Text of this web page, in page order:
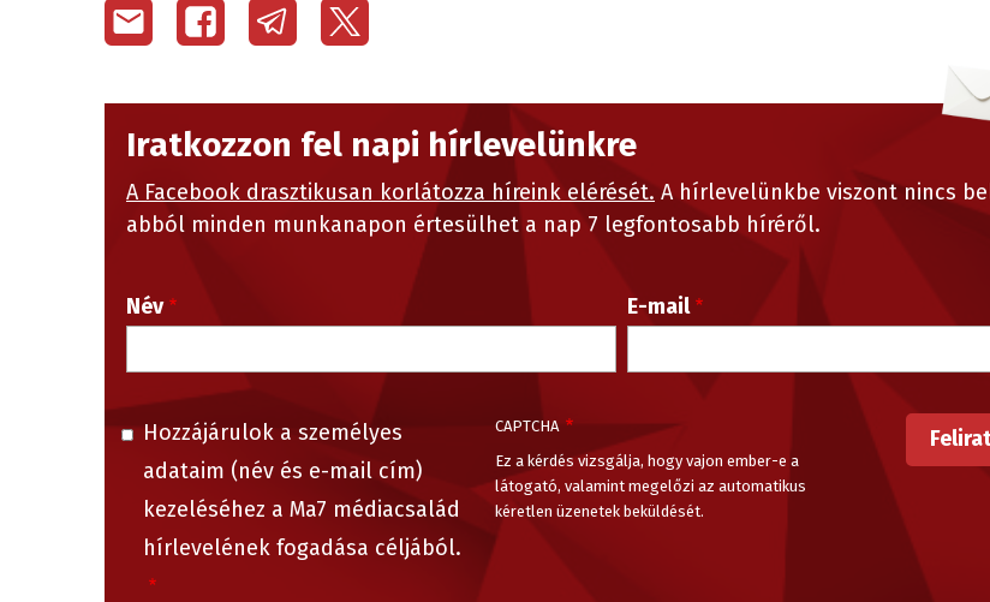
Iratkozzon fel napi hírlevelünkre
A Facebook drasztikusan korlátozza híreink elérését. A hírlevelünkbe viszont nincs
abból minden munkanapon értesülhet a nap 7 legfontosabb híréről.
Név E-mail
Hozzájárulok a személyes
adataim (név és e-mail cím)
kezeléséhez a Ma7 médiacsalád
hírlevelének fogadása céljából.
CAPTCHA
Ez a kérdés vizsgálja, hogy vajon ember-e a
látogató, valamint megelőzi az automatikus
kéretlen üzenetek beküldését.